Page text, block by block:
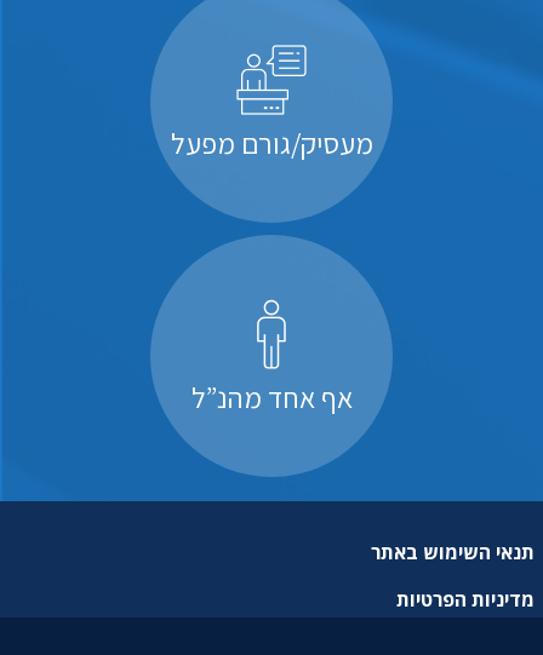
מעסיק/גורם מפעל
אף אחד מהנ”ל
תנאי השימוש באתר
מדיניות הפרטיות